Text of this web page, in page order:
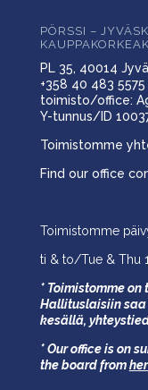
PÖRSSI –
PL 35, 40014
+358 40 483 5575
toimisto/office:
Y-tunnus/ID
Toimistomme
Find our office
Toimistomme
ti & to/Tue & Thu
* Toimistomme
Hallituslaisiin saa
kesällä,
* Our office is on
the board from